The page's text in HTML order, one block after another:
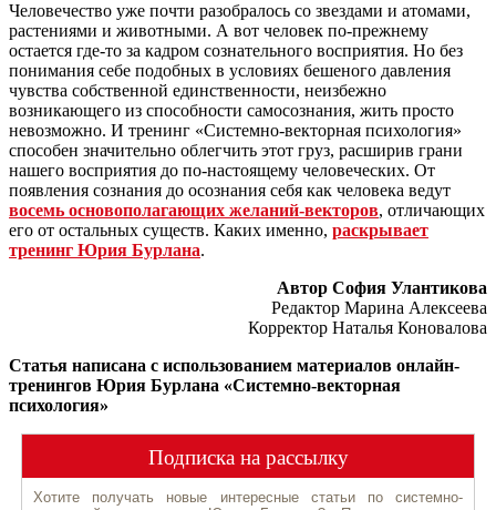
Человечество уже почти разобралось со звездами и атомами,
растениями и животными. А вот человек по-прежнему
остается где-то за кадром сознательного восприятия. Но без
понимания себе подобных в условиях бешеного давления
чувства собственной единственности, неизбежно
возникающего из способности самосознания, жить просто
невозможно. И тренинг «Системно-векторная психология»
способен значительно облегчить этот груз, расширив грани
нашего восприятия до по-настоящему человеческих. От
появления сознания до осознания себя как человека ведут
восемь основополагающих желаний-векторов, отличающих
его от остальных существ. Каких именно, раскрывает
тренинг Юрия Бурлана.
Автор София Улантикова
Редактор Марина Алексеева
Корректор Наталья Коновалова
Статья написана с использованием материалов онлайн-
тренингов Юрия Бурлана «Системно-векторная
психология»